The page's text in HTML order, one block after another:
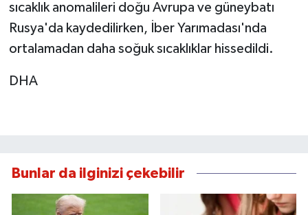
sıcaklık anomalileri doğu Avrupa ve güneybatı
Rusya'da kaydedilirken, İber Yarımadası'nda
ortalamadan daha soğuk sıcaklıklar hissedildi.
DHA
Bunlar da ilginizi çekebilir